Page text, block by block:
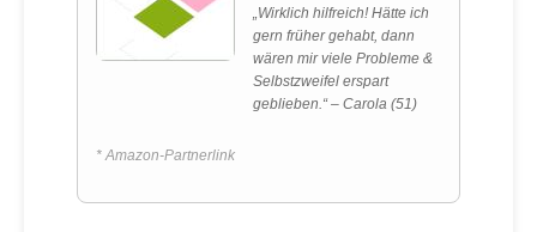
„Wirklich hilfreich! Hätte ich
gern früher gehabt, dann
wären mir viele Probleme &
Selbstzweifel erspart
geblieben.“ – Carola (51)
* Amazon-Partnerlink